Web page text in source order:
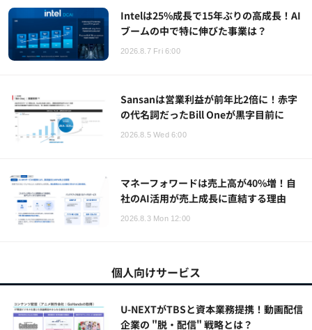
Intelは25%成長で15年ぶりの高成長！AI
ブームの中で特に伸びた事業は？
2026.8.7 Fri 6:00
Sansanは営業利益が前年比2倍に！赤字
の代名詞だったBill Oneが黒字目前に
2026.8.5 Wed 6:00
マネーフォワードは売上高が40%増！自
社のAI活用が売上成長に直結する理由
2026.8.3 Mon 12:00
個人向けサービス
U-NEXTがTBSと資本業務提携！動画配信
企業の "脱・配信" 戦略とは？